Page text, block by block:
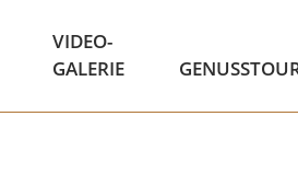
VIDEO-
GALERIE